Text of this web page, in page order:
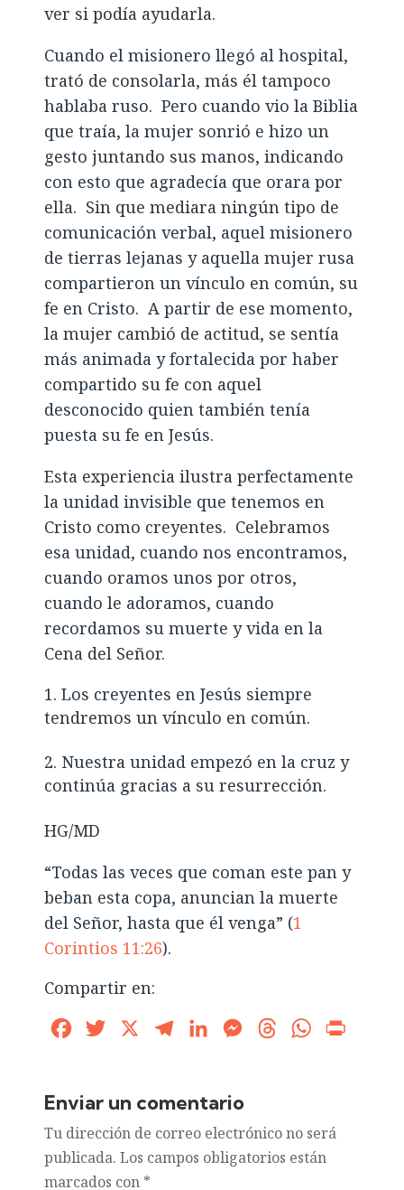
ver si podía ayudarla.
Cuando el misionero llegó al hospital,
trató de consolarla, más él tampoco
hablaba ruso. Pero cuando vio la Biblia
que traía, la mujer sonrió e hizo un
gesto juntando sus manos, indicando
con esto que agradecía que orara por
ella. Sin que mediara ningún tipo de
comunicación verbal, aquel misionero
de tierras lejanas y aquella mujer rusa
compartieron un vínculo en común, su
fe en Cristo. A partir de ese momento,
la mujer cambió de actitud, se sentía
más animada y fortalecida por haber
compartido su fe con aquel
desconocido quien también tenía
puesta su fe en Jesús.
Esta experiencia ilustra perfectamente
la unidad invisible que tenemos en
Cristo como creyentes. Celebramos
esa unidad, cuando nos encontramos,
cuando oramos unos por otros,
cuando le adoramos, cuando
recordamos su muerte y vida en la
Cena del Señor.
Los creyentes en Jesús siempre
tendremos un vínculo en común.
Nuestra unidad empezó en la cruz y
continúa gracias a su resurrección.
HG/MD
“Todas las veces que coman este pan y
beban esta copa, anuncian la muerte
del Señor, hasta que él venga” (1
Corintios 11:26).
Compartir en:
FacebookTwitter TelegramLinkedInMessengerThreadsWhatsApp
Enviar un comentario
Tu dirección de correo electrónico no será
publicada. Los campos obligatorios están
marcados con *